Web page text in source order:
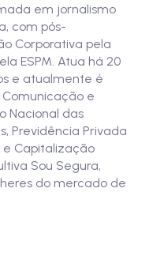
em jornalismo
com pós-
Corporativa pela
ESPM. Atua há 20
e atualmente é
e
Nacional das
Previdência Privada
e Capitalização
Sou Segura,
do mercado de